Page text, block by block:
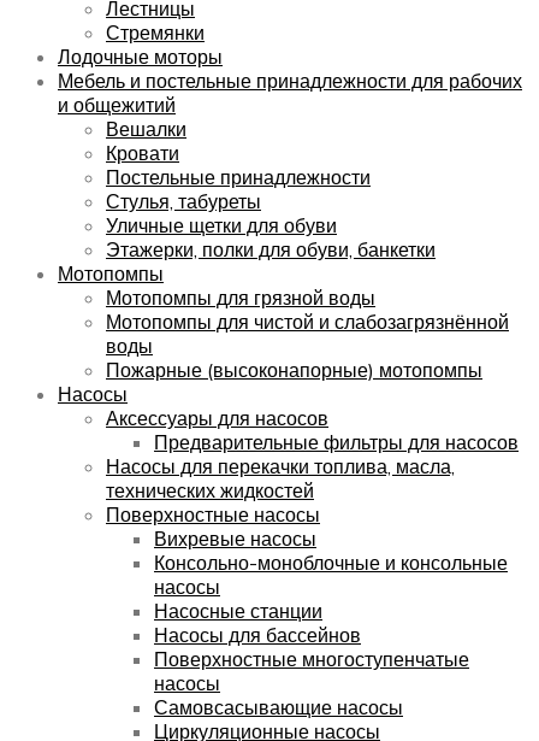
Лестницы
Стремянки
Лодочные моторы
Мебель и постельные принадлежности для рабочих
и общежитий
Вешалки
Кровати
Постельные принадлежности
Стулья, табуреты
Уличные щетки для обуви
Этажерки, полки для обуви, банкетки
Мотопомпы
Мотопомпы для грязной воды
Мотопомпы для чистой и слабозагрязнённой
воды
Пожарные (высоконапорные) мотопомпы
Насосы
Аксессуары для насосов
Предварительные фильтры для насосов
Насосы для перекачки топлива, масла,
технических жидкостей
Поверхностные насосы
Вихревые насосы
Консольно-моноблочные и консольные
насосы
Насосные станции
Насосы для бассейнов
Поверхностные многоступенчатые
насосы
Самовсасывающие насосы
Циркуляционные насосы